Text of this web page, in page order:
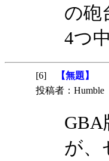
の砲
4つ
[6]
【無題】
投稿者：Humble
が、